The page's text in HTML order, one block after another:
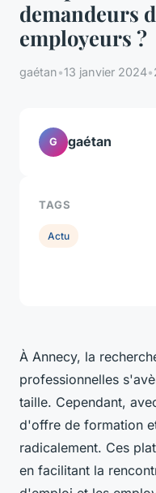
demandeurs
employeurs ?
gaétan•13 janvier 2024•
À Annecy, la
professionnelles
taille. Cependant,
d'offre de formation
radicalement. Ces
en facilitant la
G gaétan
TAGS
Actu